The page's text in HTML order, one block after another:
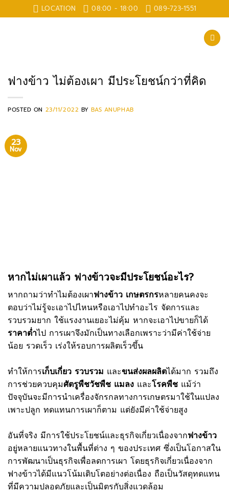
to
LOCATION 08:00 - 18:00 089-723-1551
ฟางข้าว ไม่ต้องเผา มีประโยชน์กว่าที่คิด
POSTED ON 23/11/2022 BYBAS ANUPHAB
23
Nov
หากไม่เผาแล้ว ฟางข้าวจะมีประโยชน์อะไร?
หากถามว่าทำไมต้องเผาฟางข้าว เกษตรกรหลายคนคงจะ
ตอบว่าไม่รู้จะเอาไปไหนหรือเอาไปทำอะไร จัดการและ
รวบรวมยาก ใช้แรงงานเยอะไม่คุ้ม หากจะเอาไปขายก็ได้
ราคาต่ำไป การเผาจึงมักเป็นทางเลือกเพราะว่ามีค่าใช้จ่าย
น้อย รวดเร็ว เร่งให้รอบการผลิตเร็วขึ้น
ทำให้การเก็บเกี่ยว รวบรวม และขนส่งผลผลิตได้มาก รวมถึง
การช่วยควบคุมศัตรูพืชวัชพืช แมลง และโรคพืช แม้ว่า
ปัจจุบันจะมีการนำเครื่องจักรกลทางการเกษตรมาใช้ในแปลง
เพาะปลูก ทดแทนการเผาก็ตาม แต่ยังมีค่าใช้จ่ายสูง
อันที่จริง มีการใช้ประโยชน์และธุรกิจเกี่ยวเนื่องจากฟางข้าว
อยู่หลายแนวทางในพื้นที่ต่าง ๆ ของประเทศ ซึ่งเป็นโอกาสใน
การพัฒนาเป็นธุรกิจเพื่อลดการเผา โดยธุรกิจเกี่ยวเนื่องจาก
ฟางข้าวได้มีแนวโน้มเติบโตอย่างต่อเนื่อง ถือเป็นวัสดุทดแทน
ที่มีความปลอดภัยและเป็นมิตรกับสิ่งแวดล้อม